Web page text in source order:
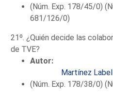
(Núm. Exp. 178/45/0)
681/126/0)
21º. ¿Quién decide las
de TVE?
Autor:
Martínez
(Núm. Exp. 178/38/0)